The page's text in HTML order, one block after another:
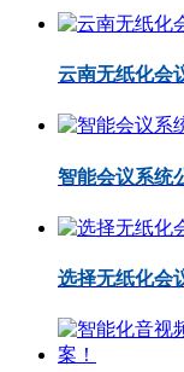
云南无纸化会
智能会议系统
选择无纸化会